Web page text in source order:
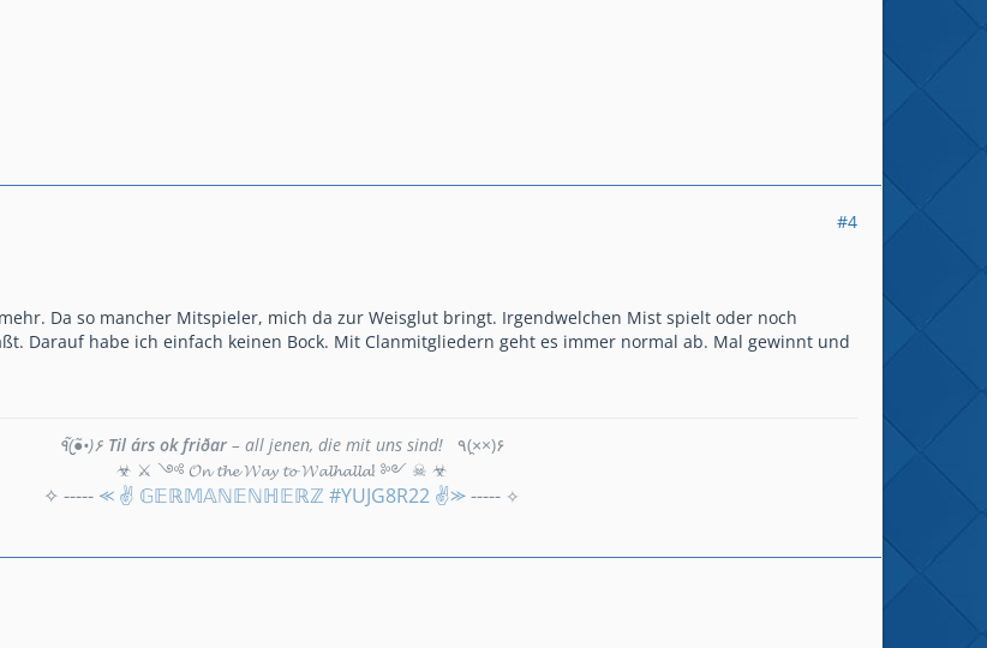
#4
Da so mancher Mitspieler, mich da zur Weisglut bringt. Irgendwelchen Mist spielt oder noch
Darauf habe ich einfach keinen Bock. Mit Clanmitgliedern geht es immer normal ab. Mal gewinnt und
٩(●̮̮̃•̃)۶Til árs ok friðar– all jenen, die mit uns sind!
٩(×̯×)۶
☣ ⚔ ༺ 𝓞𝓷 𝓽𝓱𝓮 𝓦𝓪𝔂 𝓽𝓸 𝓦𝓪𝓵𝓱𝓪𝓵𝓵𝓪! ༻ ☠ ☣
✧ ----- ⪻ ✌ 𝔾𝔼ℝ𝕄𝔸ℕ𝔼ℕℍ𝔼ℝℤ #YUJG8R22 ✌⪼----- ✧